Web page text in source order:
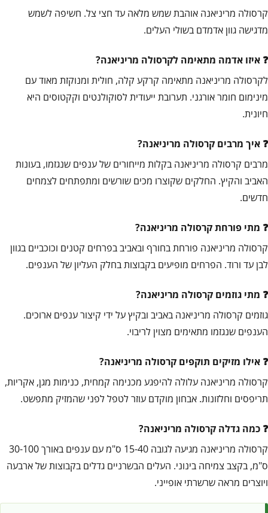
קרסולה מריניאנה אוהבת שמש מלאה עד חצי צל. חשיפה לשמש
מדגישה גוון אדמדם בשולי העלים.
איזו אדמה מתאימה לקרסולה מריניאנה?
לקרסולה מריניאנה מתאימה קרקע קלה, חולית ומנוקזת מאוד עם
מינימום חומר אורגני. תערובת ייעודית לסוקולנטים וקקטוסים היא
חיונית.
איך מרבים קרסולה מריניאנה?
מרבים קרסולה מריניאנה בקלות מייחורים של ענפים שנגזמו, בעונות
האביב והקיץ. החלקים שקוצרו מכים שורשים ומתפתחים לצמחים
חדשים.
מתי פורחת קרסולה מריניאנה?
קרסולה מריניאנה פורחת בחורף ובאביב בפרחים קטנים וכוכביים בגוון
לבן עד ורוד. הפרחים מופיעים בקבוצות בחלק העליון של הענפים.
מתי גוזמים קרסולה מריניאנה?
גוזמים קרסולה מריניאנה באביב ובקיץ על ידי קיצור ענפים ארוכים.
הענפים שנגזמו מתאימים מצוין לריבוי.
אילו מזיקים תוקפים קרסולה מריניאנה?
קרסולה מריניאנה עלולה להיפגע מכנימה קמחית, כנימות מגן, אקריות,
תריפסים וחלזונות. אבחון מוקדם עוזר לטפל לפני שהמזיק מתפשט.
כמה גדלה קרסולה מריניאנה?
קרסולה מריניאנה מגיעה לגובה 15-40 ס"מ עם ענפים באורך 30-100
ס"מ, בקצב צמיחה בינוני. העלים הבשרניים גדלים בקבוצות של ארבעה
ויוצרים מראה שרשרתי אופייני.